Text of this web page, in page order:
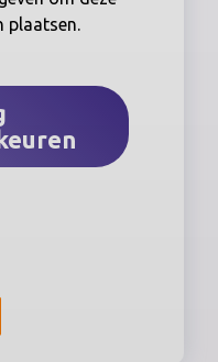
plaatsen.